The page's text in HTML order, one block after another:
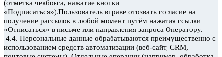
(отметка чекбокса, нажатие кнопки
«Подписаться»).Пользователь вправе отозвать согласие на
получение рассылок в любой момент путём нажатия ссылки
«Отписаться» в письме или направления запроса Оператору.
4.4. Персональные данные обрабатываются преимущественно с
использованием средств автоматизации (веб-сайт, CRM,